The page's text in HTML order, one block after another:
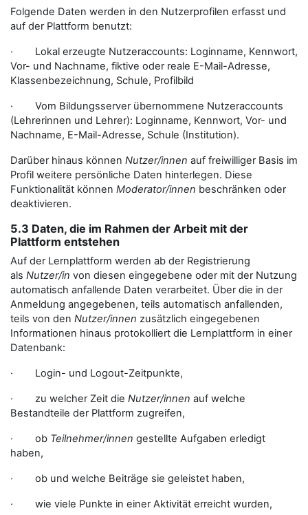
Folgende Daten werden in den Nutzerprofilen erfasst und
auf der Plattform benutzt:
· Lokal erzeugte Nutzeraccounts: Loginname, Kennwort,
Vor- und Nachname, fiktive oder reale E-Mail-Adresse,
Klassenbezeichnung, Schule, Profilbild
· Vom Bildungsserver übernommene Nutzeraccounts
(Lehrerinnen und Lehrer): Loginname, Kennwort, Vor- und
Nachname, E-Mail-Adresse, Schule (Institution).
Darüber hinaus können Nutzer/innen auf freiwilliger Basis im
Profil weitere persönliche Daten hinterlegen. Diese
Funktionalität können Moderator/innen beschränken oder
deaktivieren.
5.3 Daten, die im Rahmen der Arbeit mit der
Plattform entstehen
Auf der Lernplattform werden ab der Registrierung
als Nutzer/in von diesen eingegebene oder mit der Nutzung
automatisch anfallende Daten verarbeitet. Über die in der
Anmeldung angegebenen, teils automatisch anfallenden,
teils von den Nutzer/innen zusätzlich eingegebenen
Informationen hinaus protokolliert die Lernplattform in einer
Datenbank:
· Login- und Logout-Zeitpunkte,
· zu welcher Zeit die Nutzer/innen auf welche
Bestandteile der Plattform zugreifen,
· ob Teilnehmer/innen gestellte Aufgaben erledigt
haben,
· ob und welche Beiträge sie geleistet haben,
· wie viele Punkte in einer Aktivität erreicht wurden,